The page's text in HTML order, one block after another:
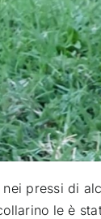
pressi di
le è